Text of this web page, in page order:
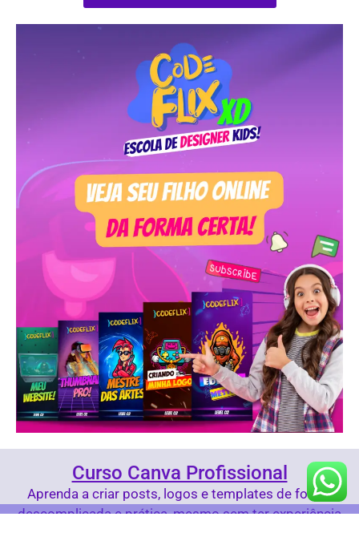
Curso Canva Profissional
Aprenda a criar posts, logos e templates de forma
descomplicada e prática, mesmo sem ter experiência